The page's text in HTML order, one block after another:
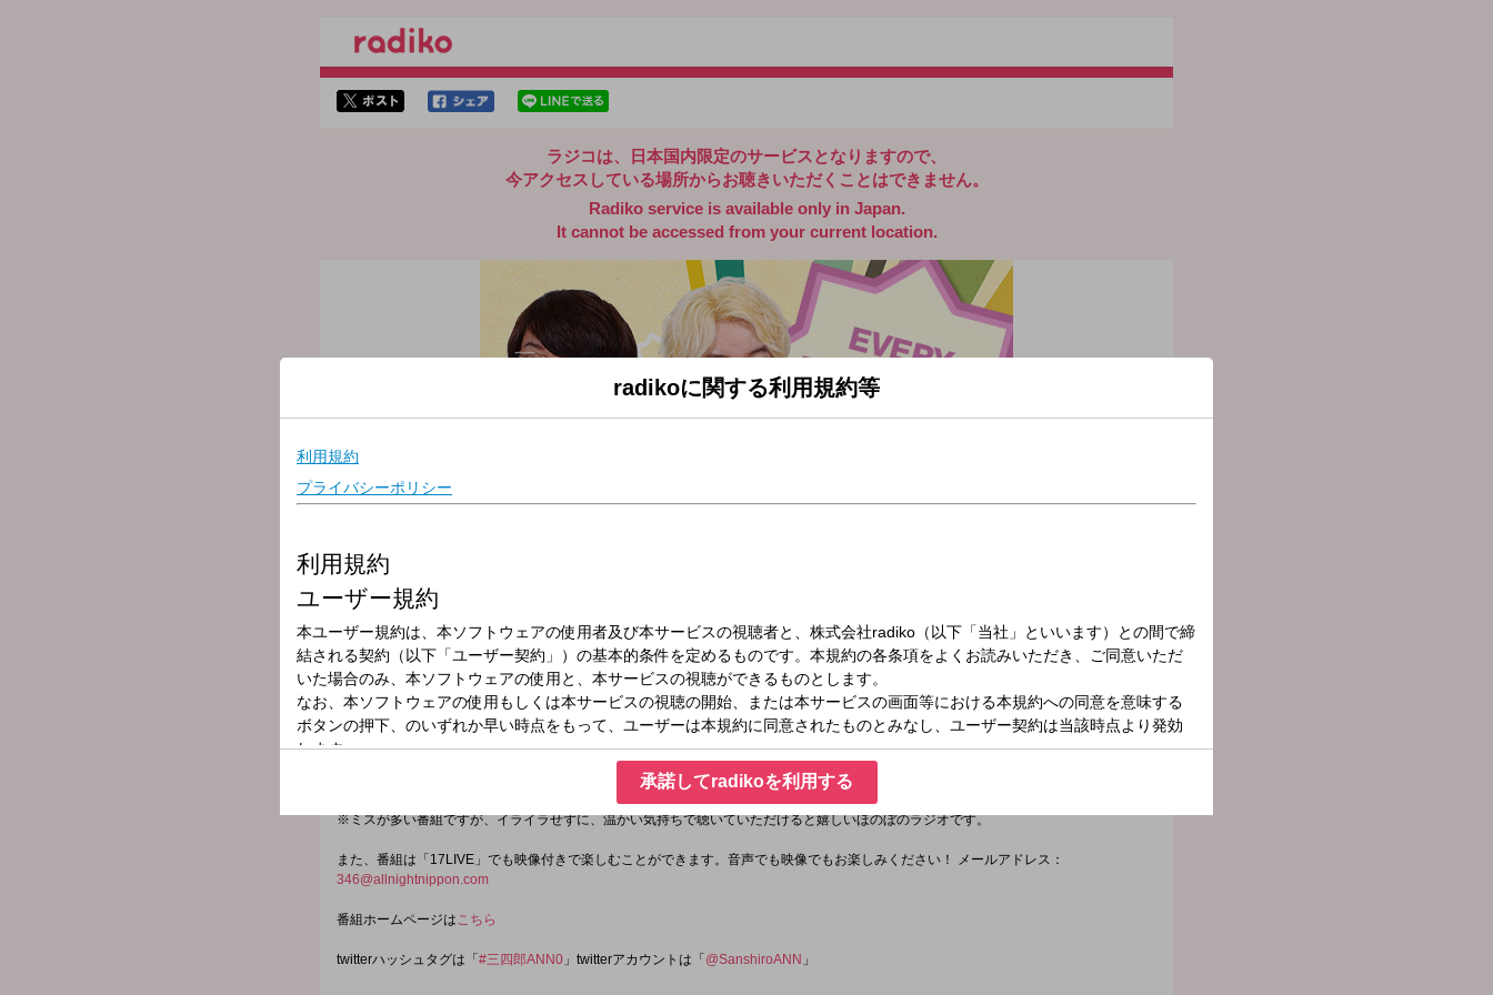
ラジコは、日本国内限定のサービスとなりますので、
今アクセスしている場所からお聴きいただくことはできません。
Radiko service is available only in Japan.
It cannot be accessed from your current location.
放送局
放送時間
2024年5月17日（金）27:00～29:00
番組名
三四郎のオールナイトニッポン0(ZERO)
大ブレイク中のお笑いコンビ三四郎が金曜深夜に大はしゃぎ！
※ミスが多い番組ですが、イライラせずに、温かい気持ちで聴いていただけると嬉しいほのぼのラジオです。
また、番組は「17LIVE」でも映像付きで楽しむことができます。音声でも映像でもお楽しみください！ メールアドレス：
346@allnightnippon.com
番組ホームページはこちら
twitterハッシュタグは「 #三四郎ANN0 」twitterアカウントは「 @SanshiroANN 」
radikoに関する利用規約等
承諾してradikoを利用する